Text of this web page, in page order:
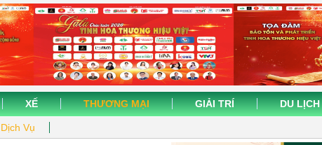
XẾ THƯƠNG MẠI
Vụ
GIẢI TRÍ DU LỊCH